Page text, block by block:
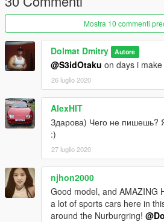
Author data
home page - https://vk.com/djdolmat
facebook - https://www.facebook.com/
mail - dolmatinetz@mail.ru
skype - dolmatinetz
gallery - https://fotki.yandex.ru/users/
youtube channel - https://
Любишь мои работы?
Поддержи проекты
Donate next projects
PayPal
dolmat.dmitry@yandex.ru
Mostra 10 commenti
Dolmat Dmitry Autore
@S3idOtaku on days i
26 luglio 2020
AlexHIT
Здарова) Чего не пишешь?
:)
27 luglio 2020
njhon2000
Good model, and AMAZING
a lot of sports cars here in
around the Nurburgring!